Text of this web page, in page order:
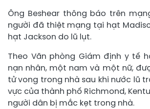
Ông Beshear thông báo trên
người đã thiệt mạng tại hạt
hạt Jackson do lũ lụt.
Theo Văn phòng Giám định y tế
nạn nhân, một nam và một nữ,
tử vong trong nhà sau khi nước lũ
vực của thành phố Richmond,
người dân bị mắc kẹt trong nhà.